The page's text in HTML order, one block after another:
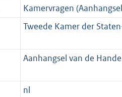
Kamervragen
Tweede Kamer der
Aanhangsel van de
nl